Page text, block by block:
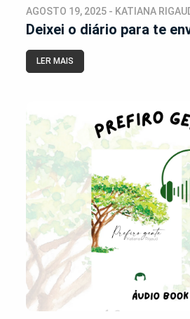
AGOSTO 19, 2025 - KATIANA
Deixei o diário para te
LER MAIS